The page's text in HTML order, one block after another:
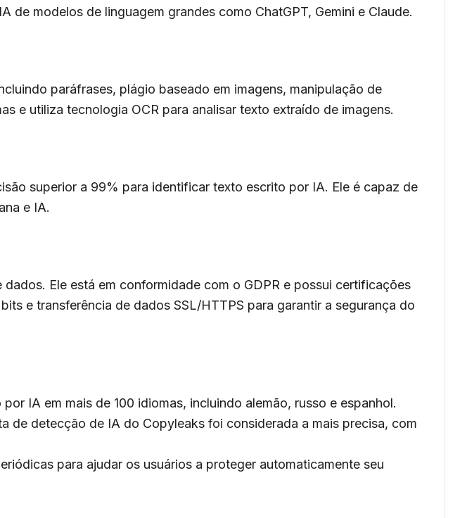
modelos de linguagem grandes como ChatGPT, Gemini e Claude.
paráfrases, plágio baseado em imagens, manipulação de
e utiliza tecnologia OCR para analisar texto extraído de imagens.
superior a 99% para identificar texto escrito por IA. Ele é capaz de
e IA.
Ele está em conformidade com o GDPR e possui certificações
e transferência de dados SSL/HTTPS para garantir a segurança do
IA em mais de 100 idiomas, incluindo alemão, russo e espanhol.
de detecção de IA do Copyleaks foi considerada a mais precisa, com
para ajudar os usuários a proteger automaticamente seu